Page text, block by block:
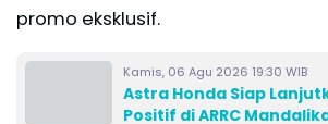
promo eksklusif.
Kamis, 06 Agu 2026 19:30 WIB
Astra Honda Siap
Positif di ARRC